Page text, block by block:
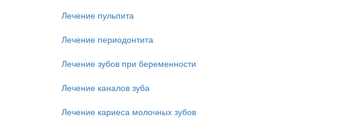
Лечение пульпита
Лечение периодонтита
Лечение зубов при беременности
Лечение каналов зуба
Лечение кариеса молочных зубов